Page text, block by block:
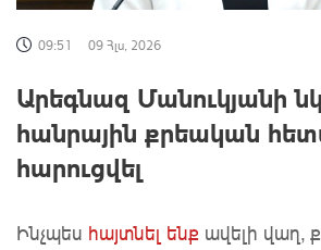
09:51 09 Հլս, 2026
Արեգնազ Մանուկյանի
հանրային քրեական
հարուցվել
Ինչպես հայտնել ենք ավելի վաղ,